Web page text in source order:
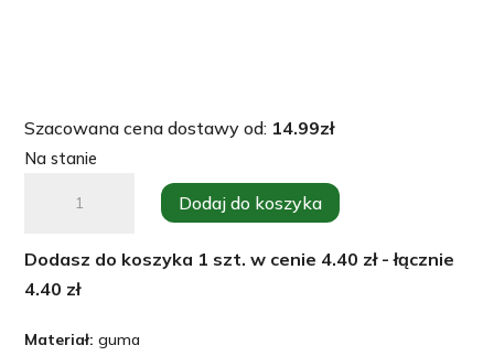
Szacowana cena dostawy od: 14.99zł
Na stanie
Uszczelka
stanowiskowego,
Dodaj do koszyka
Dodasz do koszyka 1 szt. w cenie 4.40 zł - łącznie
4.40 zł
Materiał: guma